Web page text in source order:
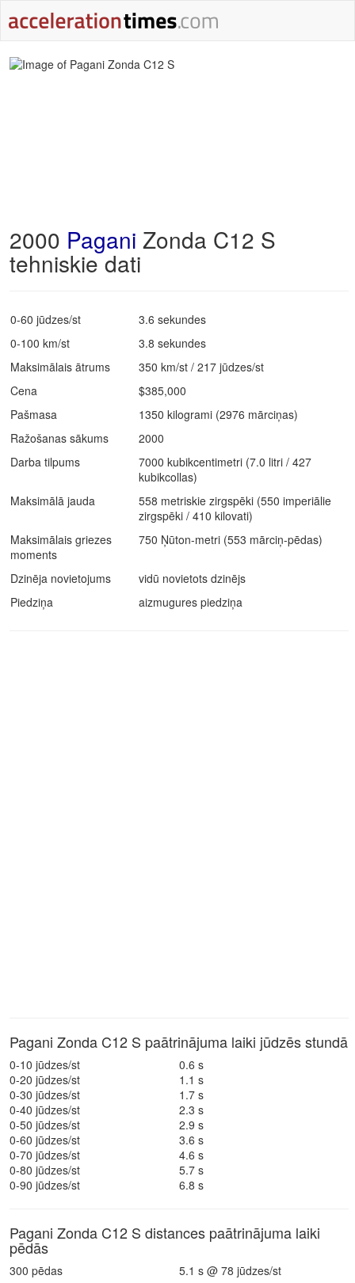
2000 Pagani Zonda C12 S
tehniskie dati
0-60 jūdzes/st
3.6 sekundes
0-100 km/st
3.8 sekundes
Maksimālais ātrums
350 km/st / 217 jūdzes/st
Cena
$385,000
Pašmasa
1350 kilogrami (2976 mārciņas)
Ražošanas sākums
2000
Darba tilpums
7000 kubikcentimetri (7.0 litri / 427
kubikcollas)
Maksimālā jauda
558 metriskie zirgspēki (550 imperiālie
zirgspēki / 410 kilovati)
Maksimālais griezes
moments
750 Ņūton-metri (553 mārciņ-pēdas)
Dzinēja novietojums
vidū novietots dzinējs
Piedziņa
aizmugures piedziņa
Pagani Zonda C12 S paātrinājuma laiki jūdzēs stundā
0-10 jūdzes/st
0.6 s
0-20 jūdzes/st
1.1 s
0-30 jūdzes/st
1.7 s
0-40 jūdzes/st
2.3 s
0-50 jūdzes/st
2.9 s
0-60 jūdzes/st
3.6 s
0-70 jūdzes/st
4.6 s
0-80 jūdzes/st
5.7 s
0-90 jūdzes/st
6.8 s
Pagani Zonda C12 S distances paātrinājuma laiki
pēdās
300 pēdas 5.1 s @ 78 jūdzes/st